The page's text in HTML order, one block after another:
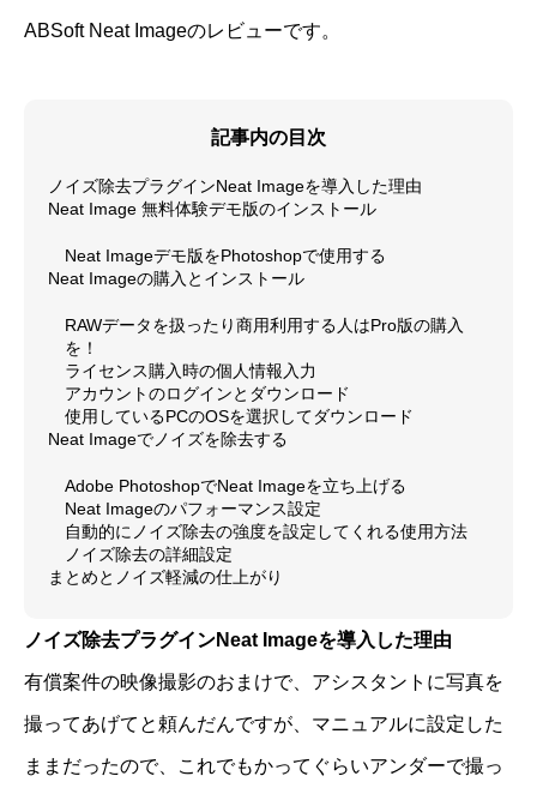
ABSoft Neat Imageのレビューです。
記事内の目次
ノイズ除去プラグインNeat Imageを導入した理由
Neat Image 無料体験デモ版のインストール
Neat Imageデモ版をPhotoshopで使用する
Neat Imageの購入とインストール
RAWデータを扱ったり商用利用する人はPro版の購入
を！
ライセンス購入時の個人情報入力
アカウントのログインとダウンロード
使用しているPCのOSを選択してダウンロード
Neat Imageでノイズを除去する
Adobe PhotoshopでNeat Imageを立ち上げる
Neat Imageのパフォーマンス設定
自動的にノイズ除去の強度を設定してくれる使用方法
ノイズ除去の詳細設定
まとめとノイズ軽減の仕上がり
ノイズ除去プラグインNeat Imageを導入した理由
有償案件の映像撮影のおまけで、アシスタントに写真を
撮ってあげてと頼んだんですが、マニュアルに設定した
ままだったので、これでもかってぐらいアンダーで撮っ